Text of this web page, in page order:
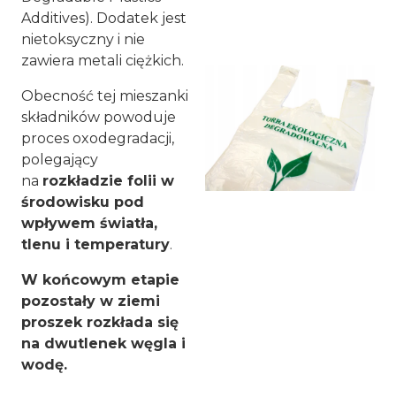
Additives). Dodatek jest
nietoksyczny i nie
zawiera metali ciężkich.
Obecność tej mieszanki
składników powoduje
proces oxodegradacji,
polegający
na rozkładzie folii w
środowisku pod
wpływem światła,
tlenu i temperatury.
W końcowym etapie
pozostały w ziemi
proszek rozkłada się
na dwutlenek węgla i
wodę.